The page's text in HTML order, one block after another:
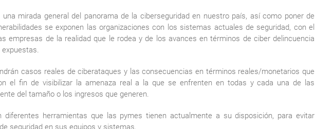
mirada general del panorama de la ciberseguridad en nuestro país, así como poner de
se exponen las organizaciones con los sistemas actuales de seguridad, con el
empresas de la realidad que le rodea y de los avances en términos de ciber delincuencia
expuestas.
casos reales de ciberataques y las consecuencias en términos reales/monetarios que
el fin de visibilizar la amenaza real a la que se enfrenten en todas y cada una de las
del tamaño o los ingresos que generen.
diferentes herramientas que las pymes tienen actualmente a su disposición, para evitar
seguridad en sus equipos y sistemas.